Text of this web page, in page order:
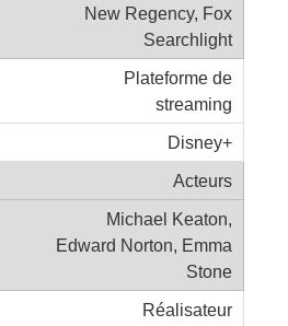
New Regency, Fox
Searchlight
Plateforme de
streaming
Disney+
Acteurs
Michael Keaton,
Edward Norton, Emma
Stone
Réalisateur